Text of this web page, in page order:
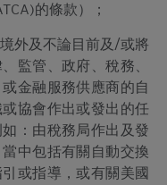
的條款）；
外及不論目前及/或將
監管、政府、稅務、
金融服務供應商的自
協會作出或發出的任
：由稅務局作出及發
中包括有關自動交換
或指導，或有關美國